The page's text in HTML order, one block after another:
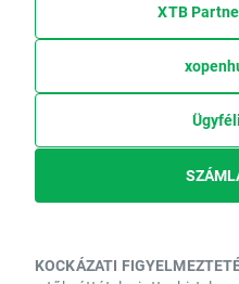
XTB
KOCKÁZATI